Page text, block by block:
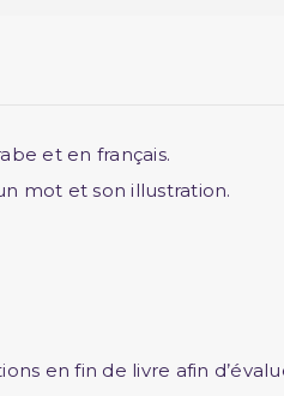
et en français.
mot et son illustration.
en fin de livre afin